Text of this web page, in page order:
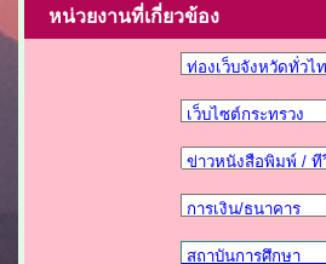
หน่วยงานที่เกี่ยวข้อง